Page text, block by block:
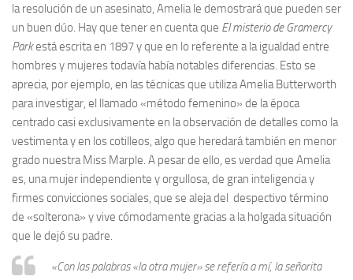
la resolución de un asesinato, Amelia le demostrará que pueden ser
un buen dúo. Hay que tener en cuenta que El misterio de Gramercy
Parkestá escrita en 1897 y que en lo referente a la igualdad entre
hombres y mujeres todavía había notables diferencias. Esto se
aprecia, por ejemplo, en las técnicas que utiliza Amelia Butterworth
para investigar, el llamado «método femenino» de la época
centrado casi exclusivamente en la observación de detalles como la
vestimenta y en los cotilleos, algo que heredará también en menor
grado nuestra Miss Marple. A pesar de ello, es verdad que Amelia
es, una mujer independiente y orgullosa, de gran inteligencia y
firmes convicciones sociales, que se aleja del despectivo término
de «solterona» y vive cómodamente gracias a la holgada situación
que le dejó su padre.
«Con las palabras «la otra mujer» se refería a mí, la señorita